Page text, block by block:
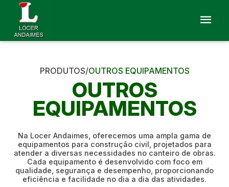
PRODUTOS/OUTROS EQUIPAMENTOS
OUTROS
EQUIPAMENTOS
Na Locer Andaimes, oferecemos uma ampla gama de
equipamentos para construção civil, projetados para
atender a diversas necessidades no canteiro de obras.
Cada equipamento é desenvolvido com foco em
qualidade, segurança e desempenho, proporcionando
eficiência e facilidade no dia a dia das atividades.